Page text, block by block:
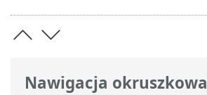
Nawigacja okruszkowa